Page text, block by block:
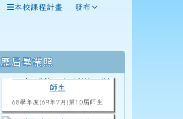
本校課程計畫 發布
右邊區域內容
歷屆畢業照
68學年度(69年7月)第10屆師生